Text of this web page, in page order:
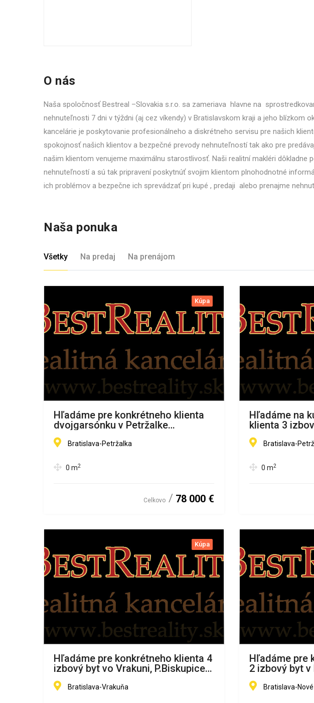
O nás
Naša spoločnosť Bestreal –Slovakia s.r.o. sa zameriava hlavne na
nehnuteľnosti 7 dni v týždni (aj cez víkendy) v Bratislavskom kraji a jeho blízkom
kancelárie je poskytovanie profesionálneho a diskrétneho servisu pre našich
spokojnosť našich klientov a bezpečné prevody nehnuteľností tak ako pre
našim klientom venujeme maximálnu starostlivosť. Naši realitní makléri dôkladne
nehnuteľností a sú tak pripravení poskytnúť svojim klientom plnohodnotné
ich problémov a bezpečne ich sprevádzať pri kupé , predaji alebo prenajme
Naša ponuka
Všetky Na predaj Na prenájom
Kúpa
Hľadáme pre konkrétneho klienta
dvojgarsónku v Petržalke
www.eurobyt.sk
Bratislava-Petržalka
0 m2
Celkovo 78 000 €
Hľadáme na kúpu pre
klienta 3
Bratislava-
0 m2
Kúpa
Hľadáme pre konkrétneho klienta 4
izbový byt vo Vrakuni, P.Biskupice
www.bestreality.sk
Bratislava-Vrakuňa
Hľadáme pre
2 izbový byt
Bratislava-